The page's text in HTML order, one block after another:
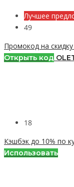
Лучшее
49
Промокод на
Открыть код
18
Кэшбэк до 10% по
Использовать